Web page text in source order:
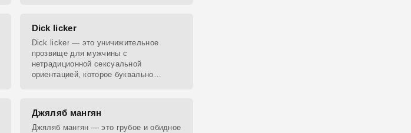
Dick licker
Dick licker — это уничижительное
прозвище для мужчины с
нетрадиционной сексуальной
ориентацией, которое буквально
Джяляб мангян
Джяляб мангян — это грубое и обидное